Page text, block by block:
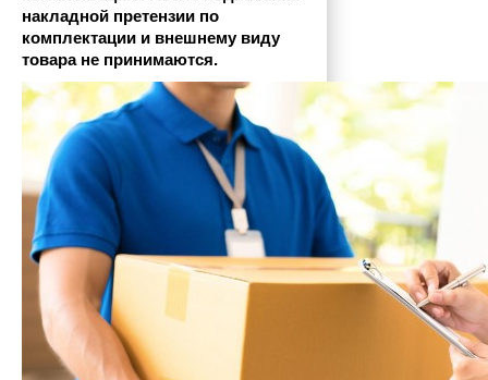
накладной претензии по
комплектации и внешнему виду
товара не принимаются.